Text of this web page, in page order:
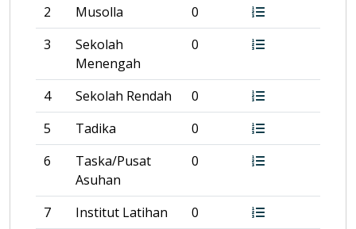
2
Musolla
0
3
Sekolah
Menengah
0
4 Sekolah Rendah
0
5
Tadika
0
6
Taska/Pusat
Asuhan
0
7 Institut Latihan
0